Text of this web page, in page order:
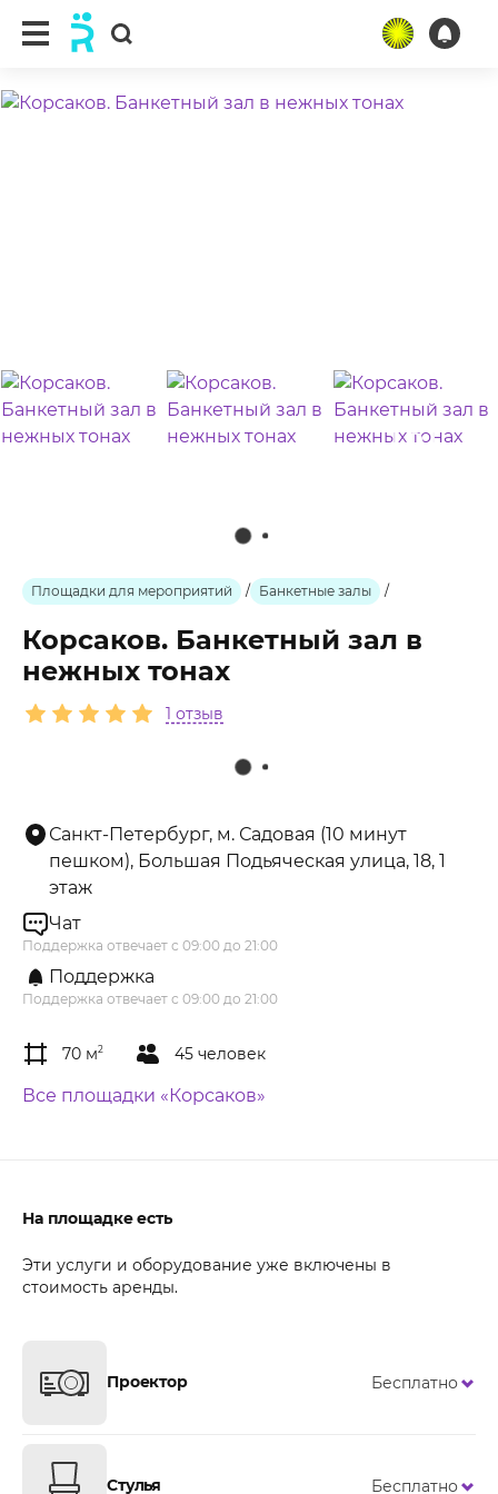
Площадки для мероприятий / Банкетные залы /
Корсаков. Банкетный зал в
нежных тонах
1 отзыв
Санкт-Петербург, м. Садовая (10 минут
пешком), Большая Подьяческая улица, 18, 1
этаж
Чат
Поддержка отвечает с 09:00 до 21:00
Поддержка
Поддержка отвечает с 09:00 до 21:00
70 м2 45 человек
Все площадки «Корсаков»
На площадке есть
Эти услуги и оборудование уже включены в
стоимость аренды.
Проектор Бесплатно
Стулья Бесплатно